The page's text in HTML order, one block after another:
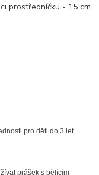
prostředníčku - 15 cm
pro děti do 3 let.
prášek s bělícím